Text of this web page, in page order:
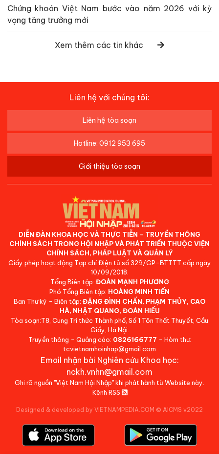
Chứng khoán Việt Nam bước vào năm 2026 với kỳ
vọng tăng trưởng mới
Xem thêm các tin khác
Liên hệ với chúng tôi:
Liên hệ tòa soạn
Hotline: 0912 953 695
Giới thiệu tòa soạn
DIỄN ĐÀN KHOA HỌC VÀ THỰC TIỄN - TRUYỀN THÔNG
CHÍNH SÁCH TRONG HỘI NHẬP VÀ PHÁT TRIỂN THUỘC VIỆN
CHÍNH SÁCH, PHÁP LUẬT VÀ QUẢN LÝ
Giấy phép hoạt động Tạp chí Điện tử số 329/GP-BTTTT cấp ngày
10/09/2018.
Tổng Biên tập: ĐOÀN MẠNH PHƯƠNG
Phó Tổng Biên tập: HOÀNG MINH TIẾN
Ban Thư ký - Biên tập: ĐẶNG ĐÌNH CHẤN, PHẠM THỦY, CAO
HÀ, NHẬT QUANG, ĐOÀN HIẾU
Tòa soạn:T8, Cung Trí thức Thành phố, Số 1 Tôn Thất Thuyết, Cầu
Giấy, Hà Nội.
Truyền thông - Quảng cáo: 0826166777 - Hòm thư:
tcvietnamhoinhap@gmail.com
Email nhận bài Nghiên cứu Khoa học:
nckh.vnhn@gmail.com
Ghi rõ nguồn "Việt Nam Hội Nhập" khi phát hành từ Website này.
Kênh RSS
Designed & developed by VIETNAMPEDIA.COM © AICMS v2022